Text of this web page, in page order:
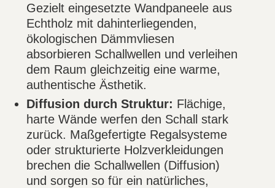
Gezielt eingesetzte Wandpaneele aus
Echtholz mit dahinterliegenden,
ökologischen Dämmvliesen
absorbieren Schallwellen und verleihen
dem Raum gleichzeitig eine warme,
authentische Ästhetik.
Diffusion durch Struktur: Flächige,
harte Wände werfen den Schall stark
zurück. Maßgefertigte Regalsysteme
oder strukturierte Holzverkleidungen
brechen die Schallwellen (Diffusion)
und sorgen so für ein natürliches,